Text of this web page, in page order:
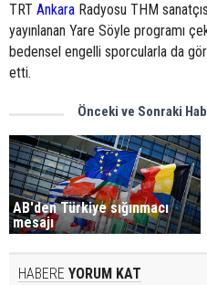
TRT Ankara Radyosu THM
yayınlanan Yare Söyle programı
bedensel engelli sporcularla da
etti.
Önceki ve Sonraki
AB'den Türkiye sığınmacı
mesajı
HABERE YORUM KAT